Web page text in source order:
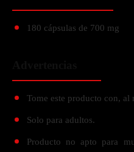
180 cápsulas de 700 mg
Tome este producto con, al
Solo para adultos.
Producto no apto para